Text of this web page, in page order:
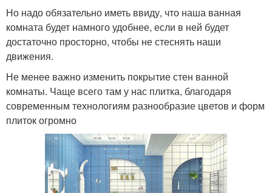
Но надо обязательно иметь ввиду, что наша ванная
комната будет намного удобнее, если в ней будет
достаточно просторно, чтобы не стеснять наши
движения.
Не менее важно изменить покрытие стен ванной
комнаты. Чаще всего там у нас плитка, благодаря
современным технологиям разнообразие цветов и форм
плиток огромно